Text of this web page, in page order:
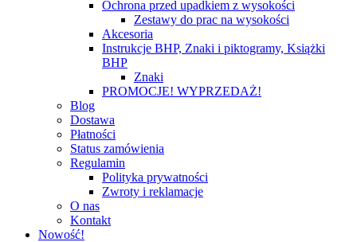
Ochrona przed upadkiem z wysokości
Zestawy do prac na wysokości
Akcesoria
Instrukcje BHP, Znaki i piktogramy, Książki
BHP
Znaki
PROMOCJE! WYPRZEDAŻ!
Blog
Dostawa
Płatności
Status zamówienia
Regulamin
Polityka prywatności
Zwroty i reklamacje
O nas
Kontakt
Nowość!